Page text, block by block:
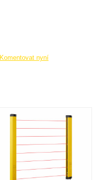
Komentovat nyní